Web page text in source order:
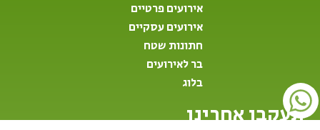
אירועים פרטיים
אירועים עסקיים
חתונות שטח
בר לאירועים
בלוג
תעקבו אחרינו